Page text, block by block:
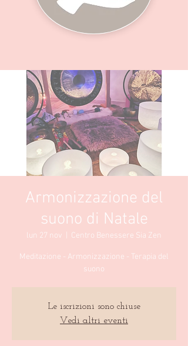
Armonizzazione del
suono di Natale
lun 27 nov Centro Benessere Sia Zen
Meditazione - Armonizzazione - Terapia del
suono
Le iscrizioni sono chiuse
Vedi altri eventi